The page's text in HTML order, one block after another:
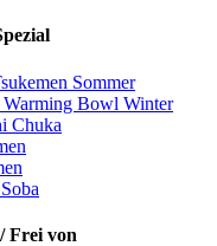
Sommer
Warming Bowl Winter
Chuka
Frei von